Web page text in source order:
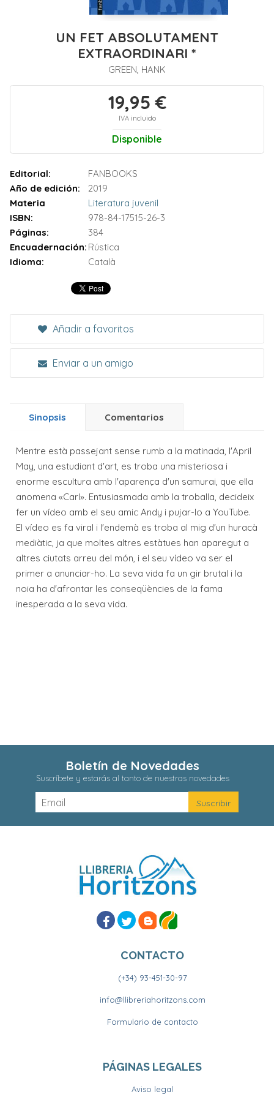
UN FET ABSOLUTAMENT
EXTRAORDINARI *
GREEN, HANK
19,95 €
IVA incluido
Disponible
Editorial:
FANBOOKS
Año de edición:
2019
Materia
Literatura juvenil
ISBN:
978-84-17515-26-3
Páginas:
384
Encuadernación: Rústica
Idioma:
Català
Añadir a favoritos
Enviar a un amigo
Sinopsis Comentarios
Mentre està passejant sense rumb a la matinada, l'April
May, una estudiant d'art, es troba una misteriosa i
enorme escultura amb l'aparença d'un samurai, que ella
anomena «Carl». Entusiasmada amb la troballa, decideix
fer un vídeo amb el seu amic Andy i pujar-lo a YouTube.
El vídeo es fa viral i l'endemà es troba al mig d'un huracà
mediàtic, ja que moltes altres estàtues han aparegut a
altres ciutats arreu del món, i el seu vídeo va ser el
primer a anunciar-ho. La seva vida fa un gir brutal i la
noia ha d'afrontar les conseqüències de la fama
inesperada a la seva vida.
Boletín de Novedades
Suscríbete y estarás al tanto de nuestras novedades
CONTACTO
(+34) 93-451-30-97
info@llibreriahoritzons.com
Formulario de contacto
PÁGINAS LEGALES
Aviso legal